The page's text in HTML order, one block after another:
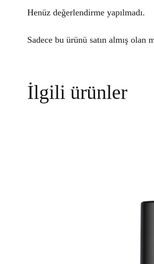
Henüz değerlendirme yapılmadı.
Sadece bu ürünü satın almış
İlgili ürünler